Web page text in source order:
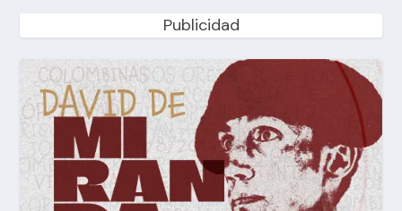
Publicidad